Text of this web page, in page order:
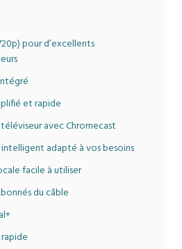
pour d’excellents
et rapide
avec Chromecast
intelligent adapté à vos besoins
facile à utiliser
du câble